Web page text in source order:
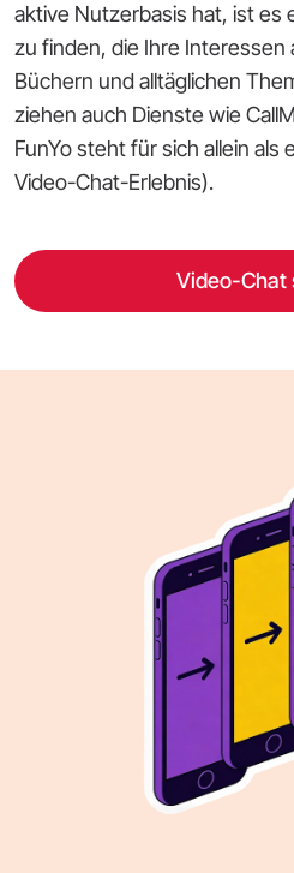
aktive Nutzerbasis hat, ist es
zu finden, die Ihre Interessen
Büchern und alltäglichen
ziehen auch Dienste wie
FunYo steht für sich allein als
Video-Chat-Erlebnis).
Video-Chat